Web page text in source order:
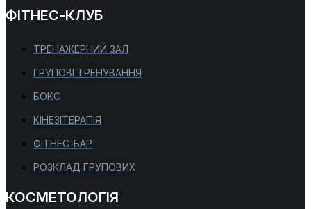
ФІТНЕС-КЛУБ
ТРЕНАЖЕРНИЙ ЗАЛ
ГРУПОВІ ТРЕНУВАННЯ
БОКС
КІНЕЗІТЕРАПІЯ
ФІТНЕС-БАР
РОЗКЛАД ГРУПОВИХ
КОСМЕТОЛОГІЯ